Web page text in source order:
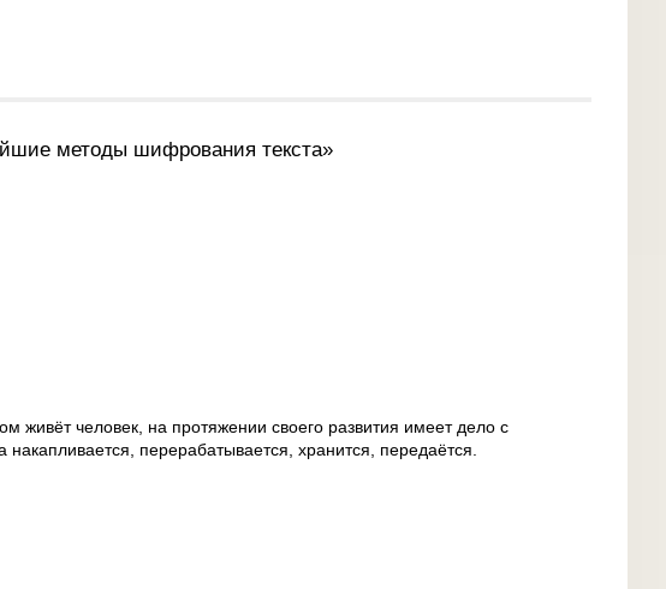
методы шифрования текста»
живёт человек, на протяжении своего развития имеет дело с
перерабатывается, хранится, передаётся.